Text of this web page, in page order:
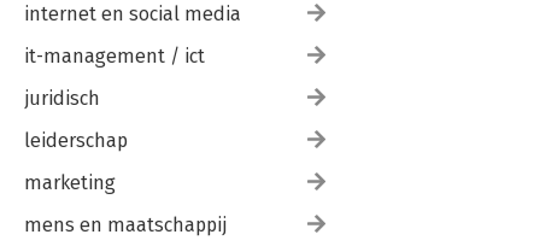
internet en social media
it-management / ict
juridisch
leiderschap
marketing
mens en maatschappij